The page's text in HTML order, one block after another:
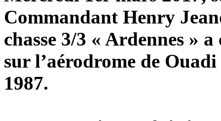
Commandant Henry
chasse 3/3 « Ardennes »
sur l’aérodrome de
1987.